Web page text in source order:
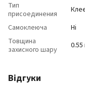
Тип
присоединения
Самоклеюча
Ні
Товщина
захисного шару
0.55
Відгуки